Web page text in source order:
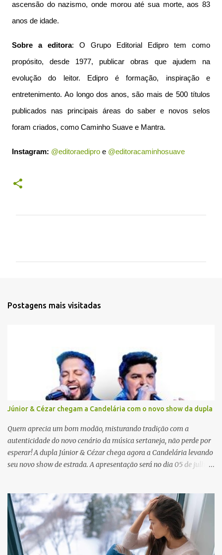
ascensão do nazismo, onde morou até sua morte, aos 83
anos de idade.
Sobre a editora: O Grupo Editorial Edipro tem como
propósito, desde 1977, publicar obras que ajudem na
evolução do leitor. Edipro é formação, inspiração e
entretenimento. Ao longo dos anos, são mais de 500 títulos
publicados nas principais áreas do saber e novos selos
foram criados, como Caminho Suave e Mantra.
Instagram: @editoraedipro e @editoracaminhosuave
Postagens mais visitadas
Júnior & Cézar chegam a Candelária com o novo show da dupla
Quem aprecia um bom modão, misturando tradição com a
autenticidade do novo cenário da música sertaneja, não perde por
esperar! A dupla Júnior & Cézar chega agora a Candelária levando
seu novo show de estrada. A apresentação será no dia 05 de julho
barriga diferente. O projeto ‘Simplesmente’ ainda nem foi lançado
por completo e já ver o público cantando com a gente, show após
show, é algo surreal. Muita gente que nos acompanha, desde os
tempos de ‘Clone’ e ‘Golzinho Quadrado’ e, poder seguir juntos
agora, nessa caminhada com ‘Fraquinho de Aparência’, é